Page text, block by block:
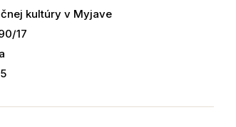
kultúry v Myjave
17